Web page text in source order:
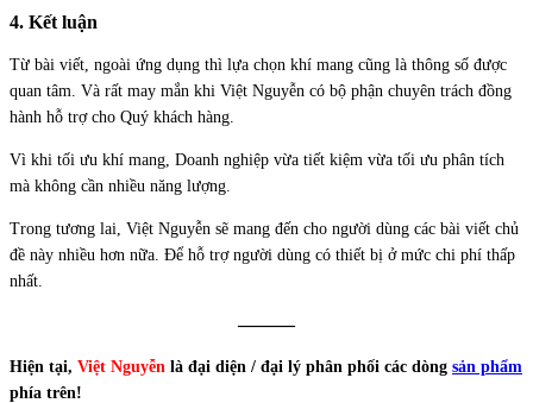
4. Kết luận
Từ bài viết, ngoài ứng dụng thì lựa chọn khí mang cũng là thông số được
quan tâm. Và rất may mắn khi Việt Nguyễn có bộ phận chuyên trách đồng
hành hỗ trợ cho Quý khách hàng.
Vì khi tối ưu khí mang, Doanh nghiệp vừa tiết kiệm vừa tối ưu phân tích
mà không cần nhiều năng lượng.
Trong tương lai, Việt Nguyễn sẽ mang đến cho người dùng các bài viết chủ
đề này nhiều hơn nữa. Để hỗ trợ người dùng có thiết bị ở mức chi phí thấp
nhất.
———
Hiện tại, Việt Nguyễn là đại diện / đại lý phân phối các dòng sản phẩm
phía trên!